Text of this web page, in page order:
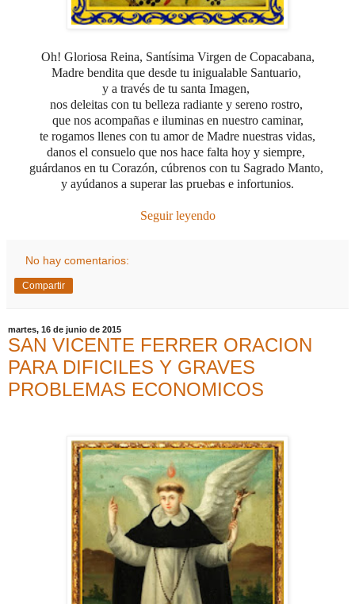
Oh! Gloriosa Reina, Santísima Virgen de Copacabana,
Madre bendita que desde tu inigualable Santuario,
y a través de tu santa Imagen,
nos deleitas con tu belleza radiante y sereno rostro,
que nos acompañas e iluminas en nuestro caminar,
te rogamos llenes con tu amor de Madre nuestras vidas,
danos el consuelo que nos hace falta hoy y siempre,
guárdanos en tu Corazón, cúbrenos con tu Sagrado Manto,
y ayúdanos a superar las pruebas e infortunios.
Seguir leyendo
No hay comentarios:
Compartir
martes, 16 de junio de 2015
SAN VICENTE FERRER ORACION
PARA DIFICILES Y GRAVES
PROBLEMAS ECONOMICOS